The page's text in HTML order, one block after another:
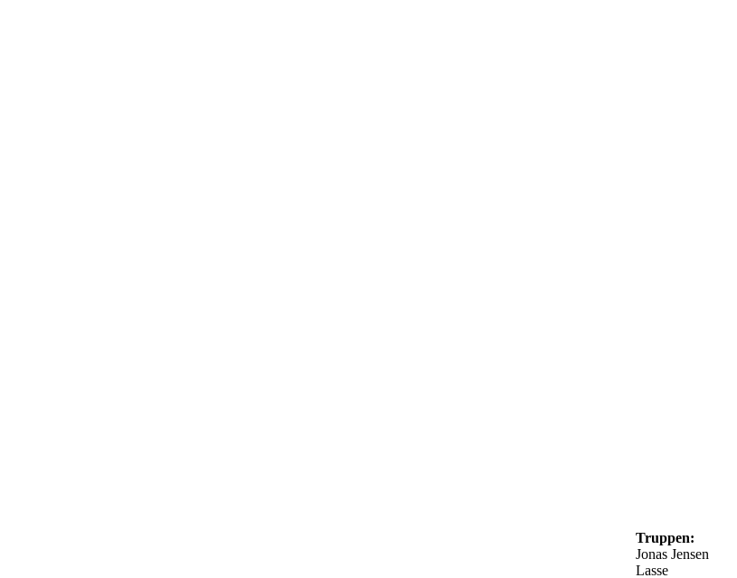
Truppen:
Jonas Jensen
Lasse